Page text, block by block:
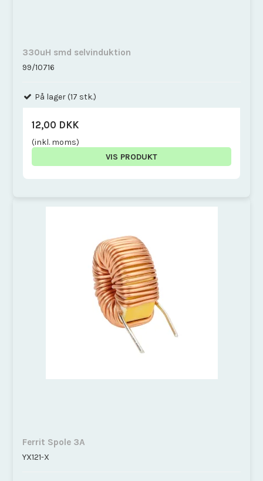
330uH smd selvinduktion
99/10716
På lager (17 stk.)
12,00 DKK
(inkl. moms)
VIS PRODUKT
Ferrit Spole 3A
YX121-X